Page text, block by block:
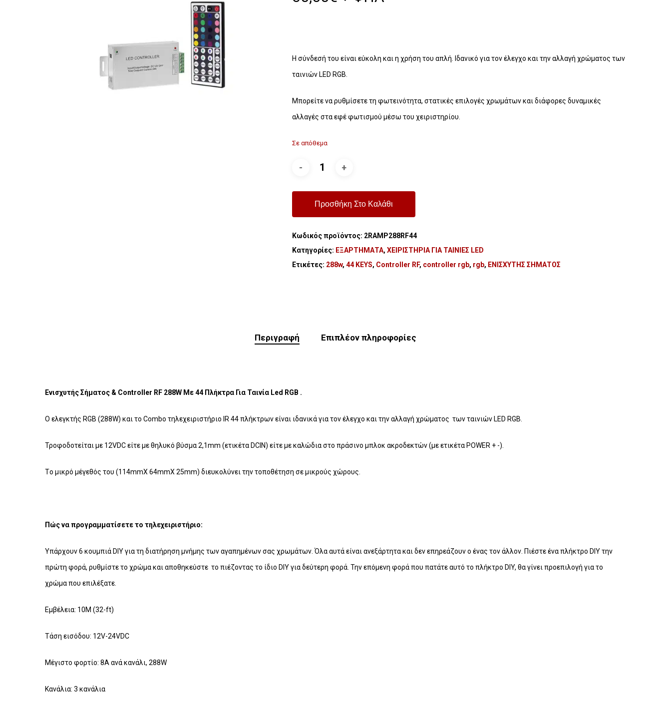
Η σύνδεσή του είναι εύκολη και η χρήση του απλή. Ιδανικό για τον έλεγχο και την αλλαγή χρώματος των
ταινιών LED RGB.
Μπορείτε να ρυθμίσετε τη φωτεινότητα, στατικές επιλογές χρωμάτων και διάφορες δυναμικές
αλλαγές στα εφέ φωτισμού μέσω του χειριστηρίου.
Σε απόθεμα
Προσθήκη Στο Καλάθι
Κωδικός προϊόντος: 2RAMP288RF44
Κατηγορίες: ΕΞΑΡΤΗΜΑΤΑ, ΧΕΙΡΙΣΤΗΡΙΑ ΓΙΑ ΤΑΙΝΙΕΣ LED
Ετικέτες: 288w, 44 KEYS, Controller RF, controller rgb, rgb, ΕΝΙΣΧΥΤΗΣ ΣΗΜΑΤΟΣ
Περιγραφή Επιπλέον πληροφορίες
Ενισχυτής Σήματος & Controller RF 288W Με 44 Πλήκτρα Για Ταινία Led RGB .
Ο ελεγκτής RGB (288W) και το Combo τηλεχειριστήριο IR 44 πλήκτρων είναι ιδανικά για τον έλεγχο και την αλλαγή χρώματος των ταινιών LED RGB.
Τροφοδοτείται με 12VDC είτε με θηλυκό βύσμα 2,1mm (ετικέτα DCIN) είτε με καλώδια στο πράσινο μπλοκ ακροδεκτών (με ετικέτα POWER + -).
Tο μικρό μέγεθός του (114mmX 64mmX 25mm) διευκολύνει την τοποθέτηση σε μικρούς χώρους.
Πώς να προγραμματίσετε το τηλεχειριστήριο:
Υπάρχουν 6 κουμπιά DIY για τη διατήρηση μνήμης των αγαπημένων σας χρωμάτων. Όλα αυτά είναι ανεξάρτητα και δεν επηρεάζουν ο ένας τον άλλον. Πιέστε ένα πλήκτρο DIY την
πρώτη φορά, ρυθμίστε το χρώμα και αποθηκεύστε το πιέζοντας το ίδιο DIY για δεύτερη φορά. Την επόμενη φορά που πατάτε αυτό το πλήκτρο DIY, θα γίνει προεπιλογή για το
χρώμα που επιλέξατε.
Εμβέλεια: 10M (32-ft)
Τάση εισόδου: 12V-24VDC
Μέγιστο φορτίο: 8Α ανά κανάλι, 288W
Κανάλια: 3 κανάλια